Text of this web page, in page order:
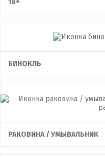
18+
БИНОКЛЬ
РАКОВИНА / УМЫВАЛЬНИК